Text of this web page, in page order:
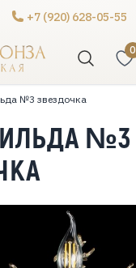
+7 (920) 628-05-55
0
№3 звездочка
№3